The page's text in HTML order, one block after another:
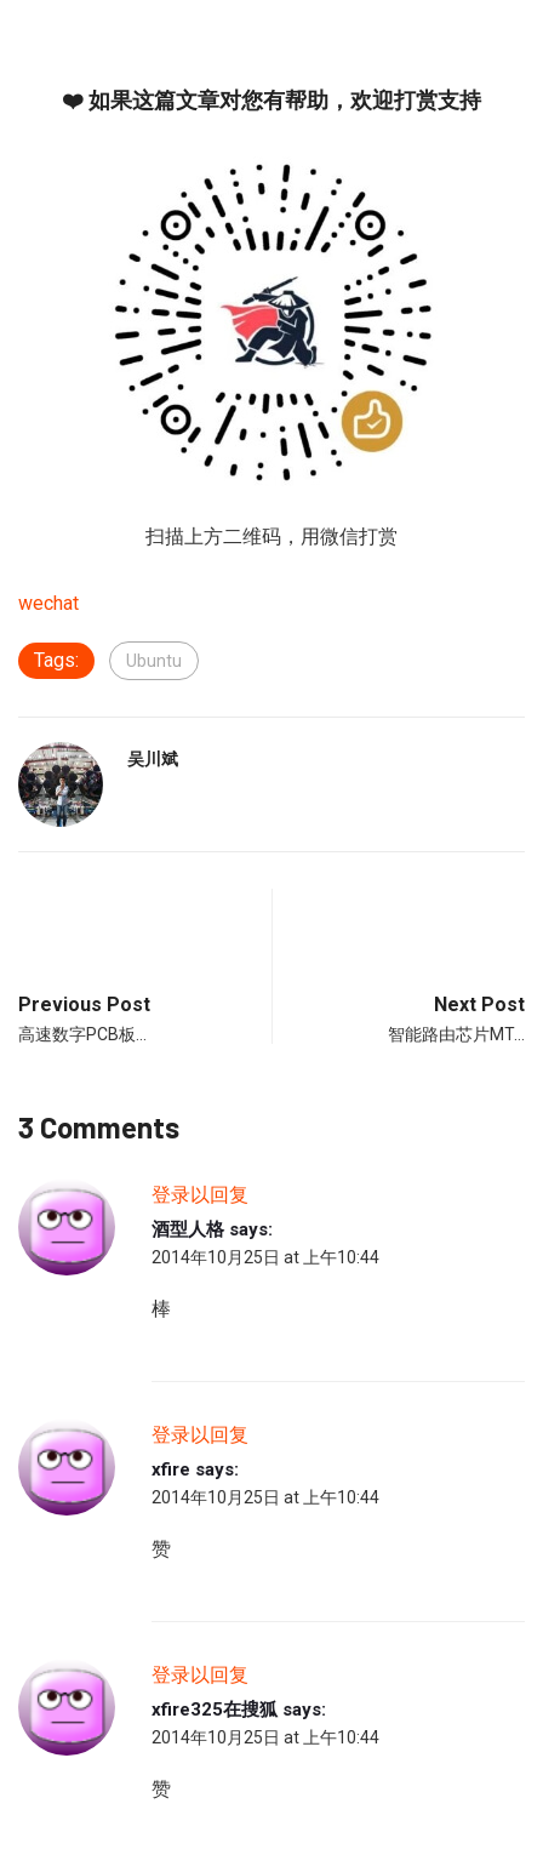
❤️ 如果这篇文章对您有帮助，欢迎打赏支持
扫描上方二维码，用微信打赏
wechat
Tags: Ubuntu
吴川斌
Previous Post
高速数字PCB板…
Next Post
智能路由芯片MT…
3 Comments
登录以回复
酒型人格 says:
2014年10月25日 at 上午10:44
棒
登录以回复
xfire says:
2014年10月25日 at 上午10:44
赞
登录以回复
xfire325在搜狐 says:
2014年10月25日 at 上午10:44
赞